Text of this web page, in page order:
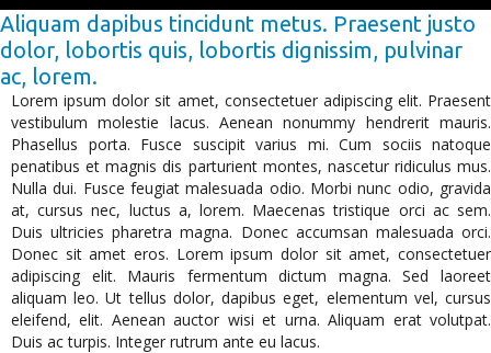
Aliquam dapibus tincidunt metus. Praesent justo
dolor, lobortis quis, lobortis dignissim, pulvinar
ac, lorem.
Lorem ipsum dolor sit amet, consectetuer adipiscing elit. Praesent
vestibulum molestie lacus. Aenean nonummy hendrerit mauris.
Phasellus porta. Fusce suscipit varius mi. Cum sociis natoque
penatibus et magnis dis parturient montes, nascetur ridiculus mus.
Nulla dui. Fusce feugiat malesuada odio. Morbi nunc odio, gravida
at, cursus nec, luctus a, lorem. Maecenas tristique orci ac sem.
Duis ultricies pharetra magna. Donec accumsan malesuada orci.
Donec sit amet eros. Lorem ipsum dolor sit amet, consectetuer
adipiscing elit. Mauris fermentum dictum magna. Sed laoreet
aliquam leo. Ut tellus dolor, dapibus eget, elementum vel, cursus
eleifend, elit. Aenean auctor wisi et urna. Aliquam erat volutpat.
Duis ac turpis. Integer rutrum ante eu lacus.